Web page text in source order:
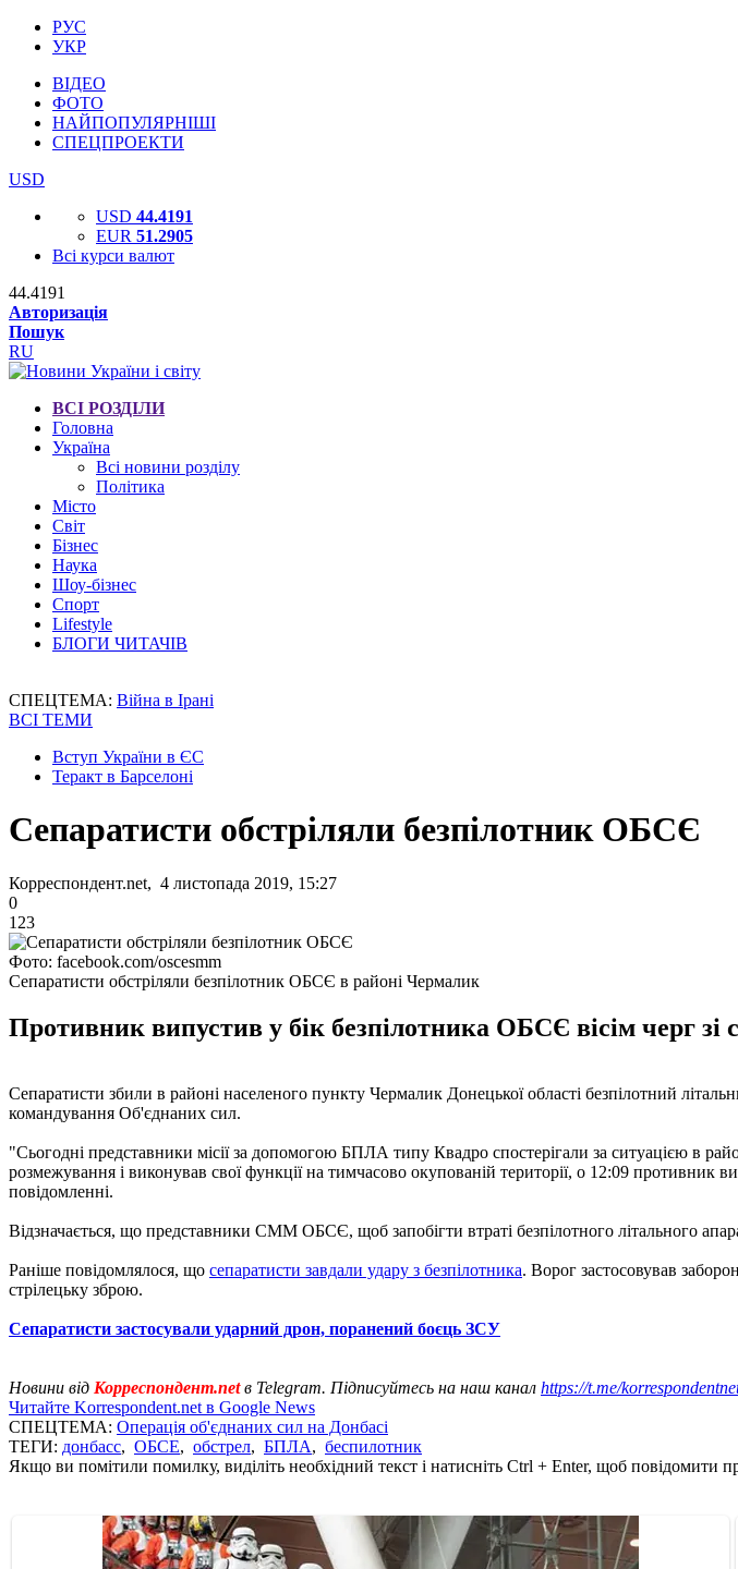
РУС
УКР
ВІДЕО
ФОТО
НАЙПОПУЛЯРНІШІ
СПЕЦПРОЕКТИ
USD
USD 44.4191
EUR 51.2905
Всі курси валют
44.4191
Авторизація
Пошук
RU
ВСІ РОЗДІЛИ
Головна
Україна
Всі новини розділу
Політика
Місто
Світ
Бізнес
Наука
Шоу-бізнес
Спорт
Lifestyle
БЛОГИ ЧИТАЧІВ
СПЕЦТЕМА: Війна в Ірані
ВСІ ТЕМИ
Вступ України в ЄС
Теракт в Барселоні
Сепаратисти обстріляли безпілотник ОБСЄ
Корреспондент.net, 4 листопада 2019, 15:27
0
123
Фото: facebook.com/oscesmm
Сепаратисти обстріляли безпілотник ОБСЄ в районі Чермалик
Противник випустив у бік безпілотника ОБСЄ вісім черг зі
Сепаратисти збили в районі населеного пункту Чермалик Донецької області безпілотний
командування Об'єднаних сил.
"Сьогодні представники місії за допомогою БПЛА типу Квадро спостерігали за ситуацією в
розмежування і виконував свої функції на тимчасово окупованій території, о 12:09 противник
повідомленні.
Відзначається, що представники СММ ОБСЄ, щоб запобігти втраті безпілотного літального
Раніше повідомлялося, що сепаратисти завдали удару з безпілотника. Ворог застосовував
стрілецьку зброю.
Сепаратисти застосували ударний дрон, поранений боєць ЗСУ
Новини від Корреспондент.netв Telegram. Підписуйтесь на наш канал https://t.me/
Читайте Korrespondent.net в Google News
СПЕЦТЕМА: Операція об'єднаних сил на Донбасі
ТЕГИ: донбасс, ОБСЕ, обстрел, БПЛА, беспилотник
Якщо ви помітили помилку, виділіть необхідний текст і натисніть Ctrl + Enter, щоб повідомити